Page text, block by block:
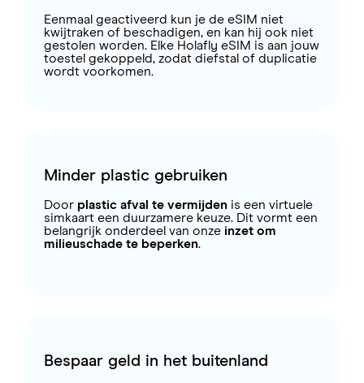
Eenmaal geactiveerd kun je de eSIM niet
kwijtraken of beschadigen, en kan hij ook niet
gestolen worden. Elke Holafly eSIM is aan jouw
toestel gekoppeld, zodat diefstal of duplicatie
wordt voorkomen.
Minder plastic gebruiken
Door plastic afval te vermijdenis een virtuele
simkaart een duurzamere keuze. Dit vormt een
belangrijk onderdeel van onze inzet om
milieuschade te beperken.
Bespaar geld in het buitenland